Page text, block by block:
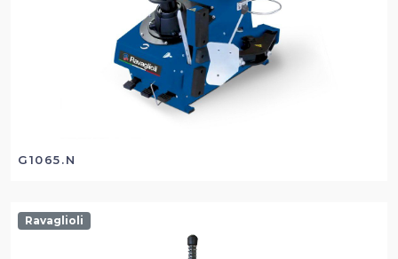
G1065.N
Ravaglioli